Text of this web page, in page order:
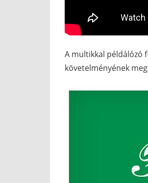
A multikkal példálózó
követelményének